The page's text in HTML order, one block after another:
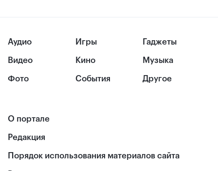
Аудио
Видео
Фото
Игры
Кино
События
Гаджеты
Музыка
Другое
О портале
Редакция
Порядок использования материалов сайта